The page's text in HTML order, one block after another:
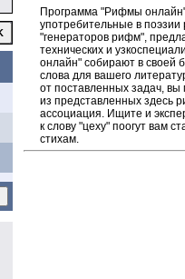
Программа "Рифмы
употребительные в
"генераторов рифм",
технических и
онлайн" собирают в своей
слова для вашего
от поставленных задач,
из представленных здесь
ассоциация. Ищите и
к слову "цеху" поогут вам
стихам.